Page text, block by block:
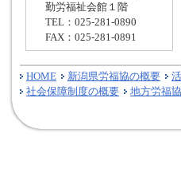
勤労福祉会館１階
TEL：025-281-0890
FAX：025-281-0891
HOME 新潟県労福協の概要
社会保障制度の概要
地方労福